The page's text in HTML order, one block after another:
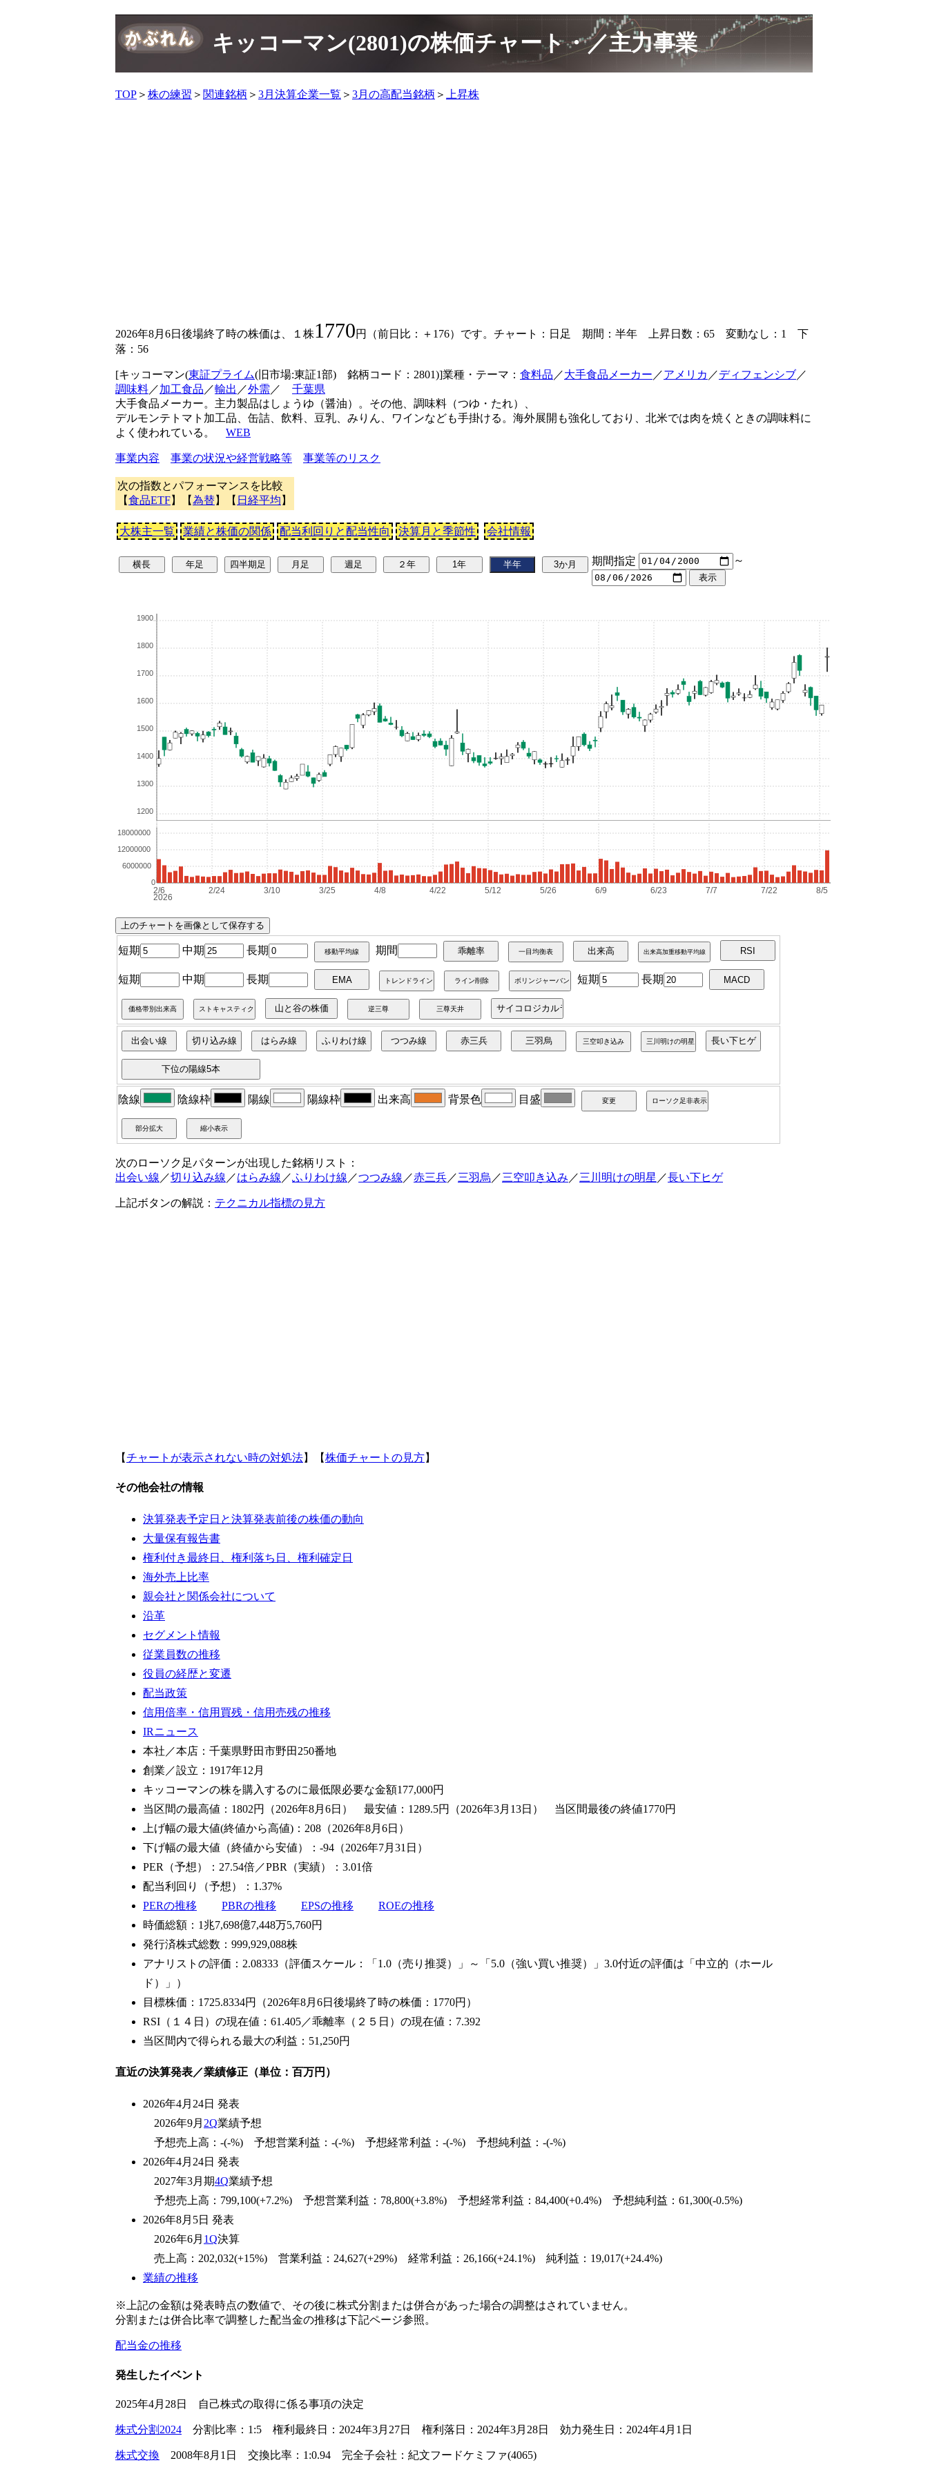
キッコーマン(2801)の株価チャート・／主力事業
TOP ＞ 株の練習 ＞ 関連銘柄 ＞ 3月決算企業一覧 ＞ 3月の高配当銘柄 ＞ 上昇株
2026年8月6日後場終了時の株価は、１株1770円（前日比：＋176）です。チャート：日足 期間：半年 上昇日数：65 変動なし：1 下
落：56
[キッコーマン(東証プライム(旧市場:東証1部) 銘柄コード：2801)]業種・テーマ： 食料品 ／大手食品メーカー ／アメリカ ／ディフェンシブ／
調味料／加工食品 ／輸出 ／外需／ 千葉県
大手食品メーカー。主力製品はしょうゆ（醤油）。その他、調味料（つゆ・たれ）、
デルモンテトマト加工品、缶詰、飲料、豆乳、みりん、ワインなども手掛ける。海外展開も強化しており、北米では肉を焼くときの調味料に
よく使われている。 WEB
事業内容 事業の状況や経営戦略等 事業等のリスク
次の指数とパフォーマンスを比較
【食品ETF】【為替】【 日経平均 】
大株主一覧 業績と株価の関係 配当利回りと配当性向 決算月と季節性 会社情報
期間指定 ～
短期 中期 長期 期間
短期 中期 長期 短期 長期
陰線 陰線枠 陽線 陽線枠 出来高 背景色 目盛
次のローソク足パターンが出現した銘柄リスト：
出会い線 ／切り込み線 ／はらみ線 ／ふりわけ線 ／つつみ線 ／赤三兵／三羽烏 ／三空叩き込み ／三川明けの明星 ／長い下ヒゲ
上記ボタンの解説： テクニカル指標の見方
【チャートが表示されない時の対処法】【株価チャートの見方】
その他会社の情報
決算発表予定日と決算発表前後の株価の動向
大量保有報告書
権利付き最終日、権利落ち日、権利確定日
海外売上比率
親会社と関係会社について
沿革
セグメント情報
従業員数の推移
役員の経歴と変遷
配当政策
信用倍率・信用買残・信用売残の推移
IRニュース
本社／本店：千葉県野田市野田250番地
創業／設立：1917年12月
キッコーマンの株を購入するのに最低限必要な金額177,000円
当区間の最高値：1802円（2026年8月6日） 最安値：1289.5円（2026年3月13日） 当区間最後の終値1770円
上げ幅の最大値(終値から高値)：208（2026年8月6日）
下げ幅の最大値（終値から安値）：-94（2026年7月31日）
PER（予想）：27.54倍／PBR（実績）：3.01倍
配当利回り（予想）：1.37%
PERの推移
PBRの推移 EPSの推移
ROEの推移
時価総額：1兆7,698億7,448万5,760円
発行済株式総数：999,929,088株
アナリストの評価：2.08333（評価スケール：「1.0（売り推奨）」～「5.0（強い買い推奨）」3.0付近の評価は「中立的（ホール
ド）」）
目標株価：1725.8334円（2026年8月6日後場終了時の株価：1770円）
RSI（１４日）の現在値：61.405／乖離率（２５日）の現在値：7.392
当区間内で得られる最大の利益：51,250円
直近の決算発表／業績修正（単位：百万円）
2026年4月24日 発表
2026年9月 2Q業績予想
予想売上高：-(-%) 予想営業利益：-(-%) 予想経常利益：-(-%) 予想純利益：-(-%)
2026年4月24日 発表
2027年3月期4Q業績予想
予想売上高：799,100(+7.2%) 予想営業利益：78,800(+3.8%) 予想経常利益：84,400(+0.4%) 予想純利益：61,300(-0.5%)
2026年8月5日 発表
2026年6月 1Q決算
売上高：202,032(+15%) 営業利益：24,627(+29%) 経常利益：26,166(+24.1%) 純利益：19,017(+24.4%)
業績の推移
※上記の金額は発表時点の数値で、その後に株式分割または併合があった場合の調整はされていません。
分割または併合比率で調整した配当金の推移は下記ページ参照。
配当金の推移
発生したイベント
2025年4月28日 自己株式の取得に係る事項の決定
株式分割2024 分割比率：1:5 権利最終日：2024年3月27日 権利落日：2024年3月28日 効力発生日：2024年4月1日
株式交換 2008年8月1日 交換比率：1:0.94 完全子会社：紀文フードケミファ(4065)